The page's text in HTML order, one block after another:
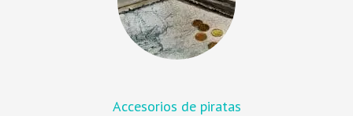
Accesorios de piratas